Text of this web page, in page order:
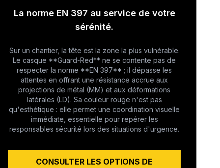
La norme EN 397 au service de votre
sérénité.
Sur un chantier, la tête est la zone la plus vulnérable.
Le casque **Guard-Red** ne se contente pas de
respecter la norme **EN 397** ; il dépasse les
attentes en offrant une résistance accrue aux
projections de métal (MM) et aux déformations
latérales (LD). Sa couleur rouge n'est pas
qu'esthétique : elle permet une coordination visuelle
immédiate, essentielle pour repérer les
responsables sécurité lors des situations d'urgence.
CONSULTER LES OPTIONS DE